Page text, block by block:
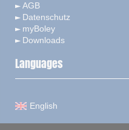
AGB
Datenschutz
myBoley
Downloads
Languages
English